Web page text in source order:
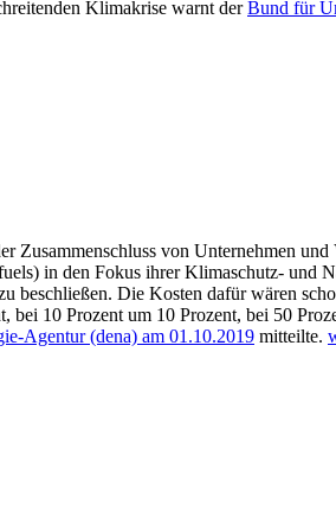
Klimakrise warnt derBund für
Zusammenschluss von Unternehmen
in den Fokus ihrer Klimaschutz- und
Die Kosten dafür wären
10 Prozent um 10 Prozent, bei 50
Agentur (dena) am 01.10.2019 mitteilte.